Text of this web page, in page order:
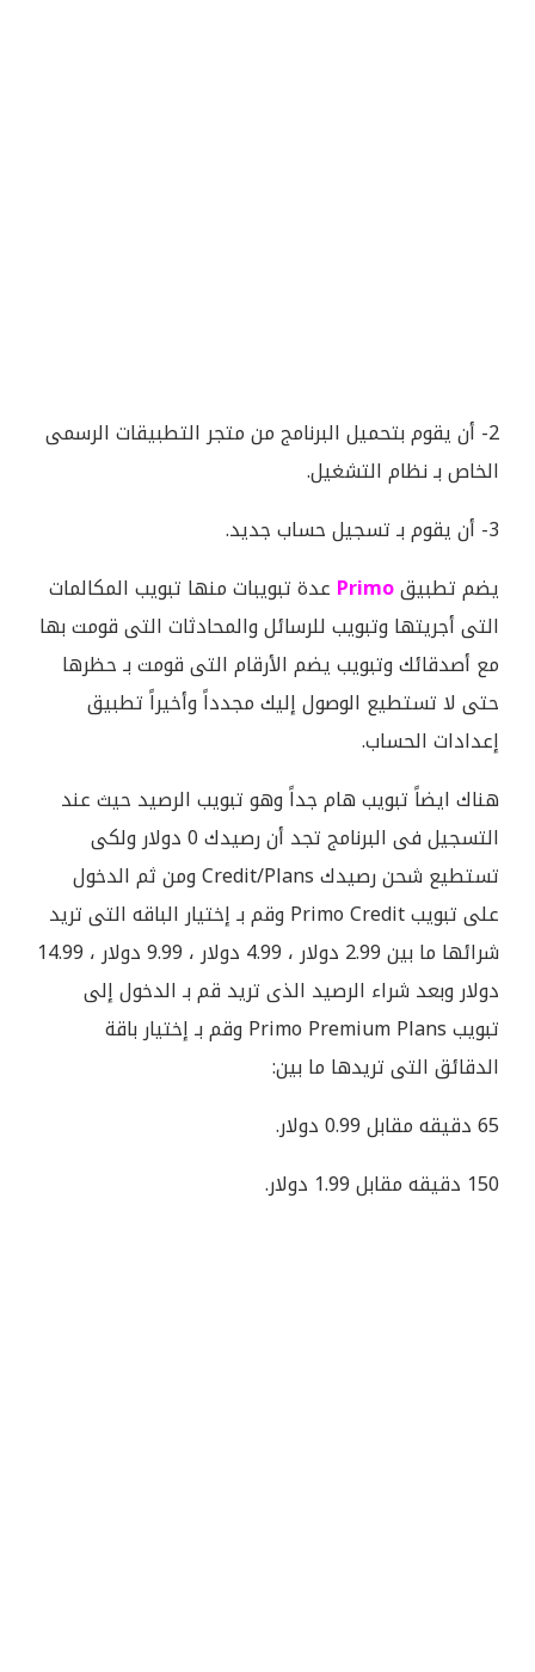
2- أن يقوم بتحميل البرنامج من متجر التطبيقات الرسمى
الخاص بـ نظام التشغيل.
3- أن يقوم بـ تسجيل حساب جديد.
يضم تطبيقPrimo عدة تبويبات منها تبويب المكالمات
التى أجريتها وتبويب للرسائل والمحادثات التى قومت بها
مع أصدقائك وتبويب يضم الأرقام التى قومت بـ حظرها
حتى لا تستطيع الوصول إليك مجدداً وأخيراً تطبيق
إعدادات الحساب.
هناك ايضاً تبويب هام جداً وهو تبويب الرصيد حيث عند
التسجيل فى البرنامج تجد أن رصيدك 0 دولار ولكى
تستطيع شحن رصيدك Credit/Plans ومن ثم الدخول
على تبويب Primo Credit وقم بـ إختيار الباقه التى تريد
شرائها ما بين 2.99 دولار ، 4.99 دولار ، 9.99 دولار ، 14.99
دولار وبعد شراء الرصيد الذى تريد قم بـ الدخول إلى
تبويب Primo Premium Plans وقم بـ إختيار باقة
الدقائق التى تريدها ما بين:
65 دقيقه مقابل 0.99 دولار.
150 دقيقه مقابل 1.99 دولار.